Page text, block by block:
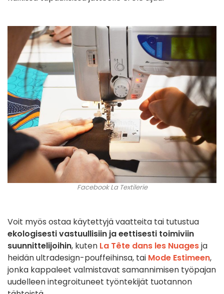
Facebook La Textilerie
Voit myös ostaa käytettyjä vaatteita tai tutustua
ekologisesti vastuullisiin ja eettisesti toimiviin
suunnittelijoihin, kuten La Tête dans les Nuagesja
heidän ultradesign-pouffeihinsa, tai Mode Estimeen,
jonka kappaleet valmistavat samannimisen työpajan
uudelleen integroituneet työntekijät tuotannon